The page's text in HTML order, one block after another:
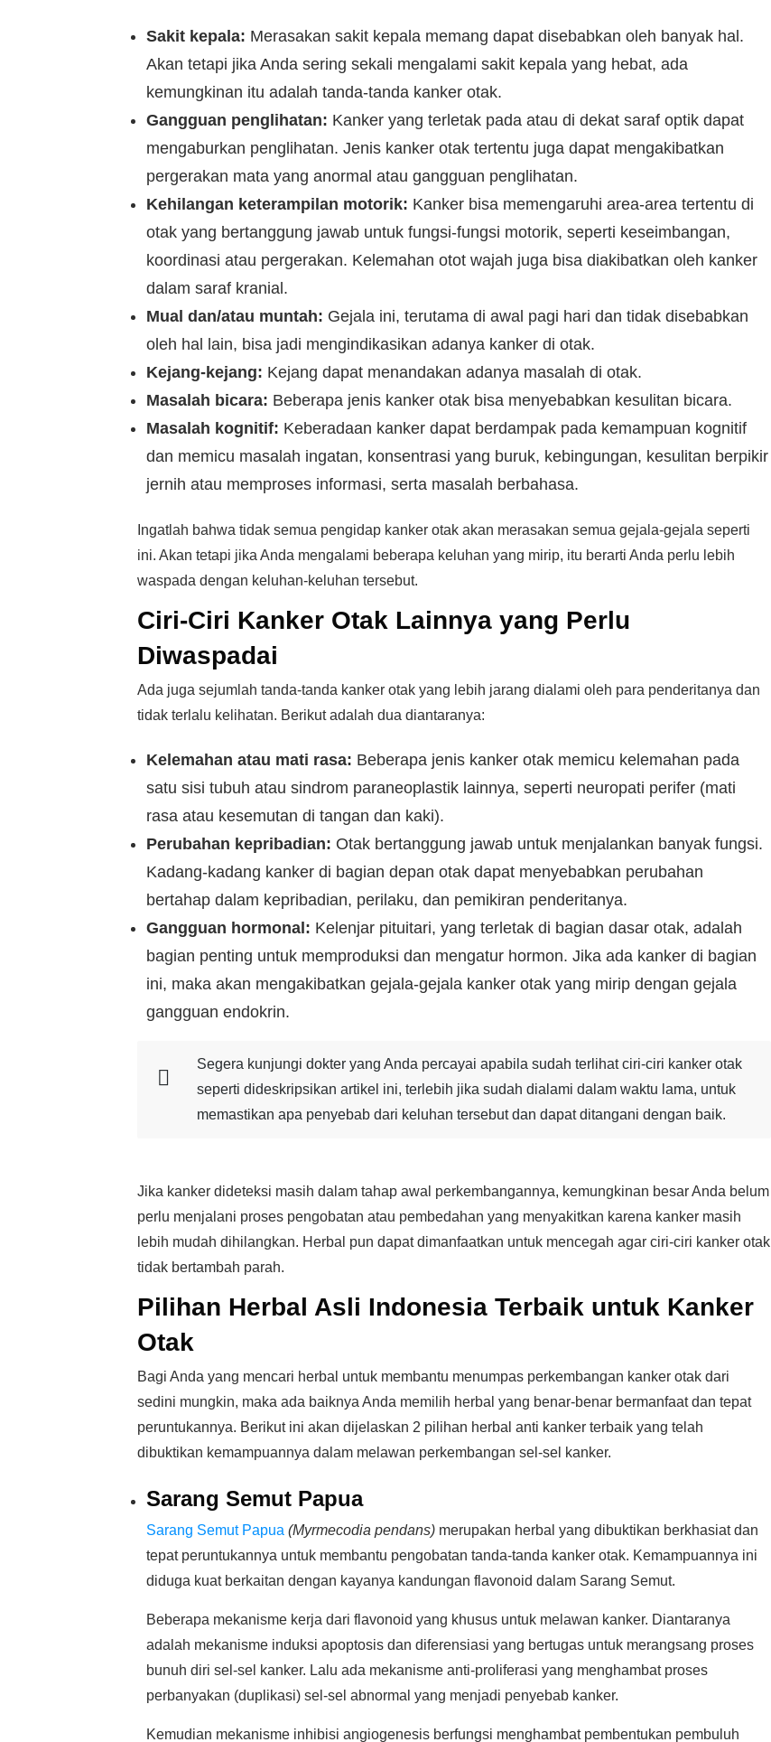
Sakit kepala: Merasakan sakit kepala memang dapat disebabkan oleh banyak hal.
Akan tetapi jika Anda sering sekali mengalami sakit kepala yang hebat, ada
kemungkinan itu adalah tanda-tanda kanker otak.
Gangguan penglihatan: Kanker yang terletak pada atau di dekat saraf optik dapat
mengaburkan penglihatan. Jenis kanker otak tertentu juga dapat mengakibatkan
pergerakan mata yang anormal atau gangguan penglihatan.
Kehilangan keterampilan motorik: Kanker bisa memengaruhi area-area tertentu di
otak yang bertanggung jawab untuk fungsi-fungsi motorik, seperti keseimbangan,
koordinasi atau pergerakan. Kelemahan otot wajah juga bisa diakibatkan oleh kanker
dalam saraf kranial.
Mual dan/atau muntah: Gejala ini, terutama di awal pagi hari dan tidak disebabkan
oleh hal lain, bisa jadi mengindikasikan adanya kanker di otak.
Kejang-kejang: Kejang dapat menandakan adanya masalah di otak.
Masalah bicara: Beberapa jenis kanker otak bisa menyebabkan kesulitan bicara.
Masalah kognitif: Keberadaan kanker dapat berdampak pada kemampuan kognitif
dan memicu masalah ingatan, konsentrasi yang buruk, kebingungan, kesulitan berpikir
jernih atau memproses informasi, serta masalah berbahasa.
Ingatlah bahwa tidak semua pengidap kanker otak akan merasakan semua gejala-gejala seperti
ini. Akan tetapi jika Anda mengalami beberapa keluhan yang mirip, itu berarti Anda perlu lebih
waspada dengan keluhan-keluhan tersebut.
Ciri-Ciri Kanker Otak Lainnya yang Perlu
Diwaspadai
Ada juga sejumlah tanda-tanda kanker otak yang lebih jarang dialami oleh para penderitanya dan
tidak terlalu kelihatan. Berikut adalah dua diantaranya:
Kelemahan atau mati rasa: Beberapa jenis kanker otak memicu kelemahan pada
satu sisi tubuh atau sindrom paraneoplastik lainnya, seperti neuropati perifer (mati
rasa atau kesemutan di tangan dan kaki).
Perubahan kepribadian: Otak bertanggung jawab untuk menjalankan banyak fungsi.
Kadang-kadang kanker di bagian depan otak dapat menyebabkan perubahan
bertahap dalam kepribadian, perilaku, dan pemikiran penderitanya.
Gangguan hormonal: Kelenjar pituitari, yang terletak di bagian dasar otak, adalah
bagian penting untuk memproduksi dan mengatur hormon. Jika ada kanker di bagian
ini, maka akan mengakibatkan gejala-gejala kanker otak yang mirip dengan gejala
gangguan endokrin.
Segera kunjungi dokter yang Anda percayai apabila sudah terlihat ciri-ciri kanker otak
seperti dideskripsikan artikel ini, terlebih jika sudah dialami dalam waktu lama, untuk
memastikan apa penyebab dari keluhan tersebut dan dapat ditangani dengan baik.
Jika kanker dideteksi masih dalam tahap awal perkembangannya, kemungkinan besar Anda belum
perlu menjalani proses pengobatan atau pembedahan yang menyakitkan karena kanker masih
lebih mudah dihilangkan. Herbal pun dapat dimanfaatkan untuk mencegah agar ciri-ciri kanker otak
tidak bertambah parah.
Pilihan Herbal Asli Indonesia Terbaik untuk Kanker
Otak
Bagi Anda yang mencari herbal untuk membantu menumpas perkembangan kanker otak dari
sedini mungkin, maka ada baiknya Anda memilih herbal yang benar-benar bermanfaat dan tepat
peruntukannya. Berikut ini akan dijelaskan 2 pilihan herbal anti kanker terbaik yang telah
dibuktikan kemampuannya dalam melawan perkembangan sel-sel kanker.
Sarang Semut Papua
Sarang Semut Papua (Myrmecodia pendans) merupakan herbal yang dibuktikan berkhasiat dan
tepat peruntukannya untuk membantu pengobatan tanda-tanda kanker otak. Kemampuannya ini
diduga kuat berkaitan dengan kayanya kandungan flavonoid dalam Sarang Semut.
Beberapa mekanisme kerja dari flavonoid yang khusus untuk melawan kanker. Diantaranya
adalah mekanisme induksi apoptosis dan diferensiasi yang bertugas untuk merangsang proses
bunuh diri sel-sel kanker. Lalu ada mekanisme anti-proliferasi yang menghambat proses
perbanyakan (duplikasi) sel-sel abnormal yang menjadi penyebab kanker.
Kemudian mekanisme inhibisi angiogenesis berfungsi menghambat pembentukan pembuluh